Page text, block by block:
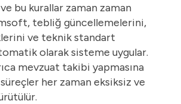
bu kurallar zaman zaman
tebliğ güncellemelerini,
ve teknik standart
olarak sisteme uygular.
mevzuat takibi yapmasına
her zaman eksiksiz ve